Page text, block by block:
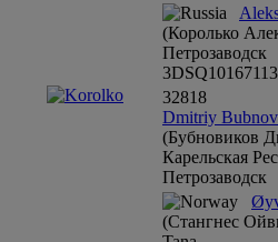
(Королько
Петрозаводск
3DSQ10167113
32818
Dmitriy
(Бубновиков
Карельская
Петрозаводск
(Стангнес